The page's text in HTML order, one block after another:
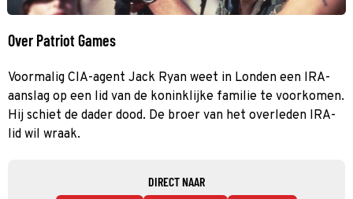
Over Patriot Games
Voormalig CIA-agent Jack Ryan weet in Londen een IRA-
aanslag op een lid van de koninklijke familie te voorkomen.
Hij schiet de dader dood. De broer van het overleden IRA-
lid wil wraak.
DIRECT NAAR